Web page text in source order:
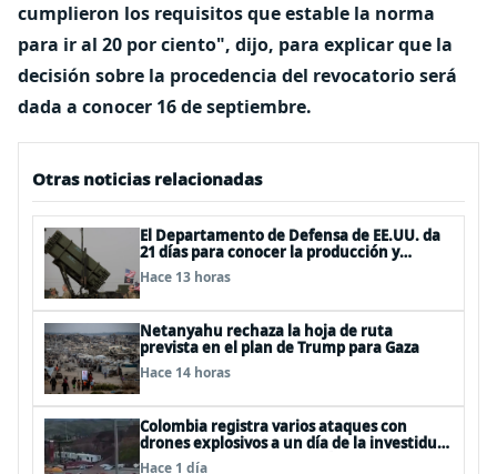
cumplieron los requisitos que estable la norma
para ir al 20 por ciento", dijo, para explicar que la
decisión sobre la procedencia del revocatorio será
dada a conocer 16 de septiembre.
Otras noticias relacionadas
El Departamento de Defensa de EE.UU. da
21 días para conocer la producción y
entrega de armamentos
Hace 13 horas
Netanyahu rechaza la hoja de ruta
prevista en el plan de Trump para Gaza
Hace 14 horas
Colombia registra varios ataques con
drones explosivos a un día de la investidura
de De la Espriella: un policía muerto
Hace 1 día